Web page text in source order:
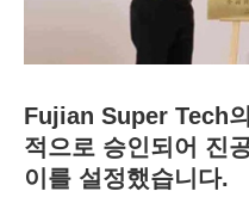
Fujian Super Tech
적으로 승인되어 진
이를 설정했습니다.